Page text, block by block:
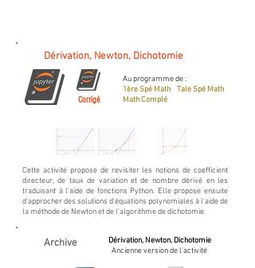
Dérivation, Newton, Dichotomie
Corrigé
Au programme de :
1ère Spé Math Tale Spé Math
Math Complé
Cette activité propose de revisiter les notions de coefficient
directeur, de taux de variation et de nombre dérivé en les
traduisant à l'aide de fonctions Python. Elle propose ensuite
d'approcher des solutions d'équations polynomiales à l'aide de
la méthode de Newton et de l'algorithme de dichotomie.
Archive
Dérivation, Newton, Dichotomie
Ancienne version de l'activité